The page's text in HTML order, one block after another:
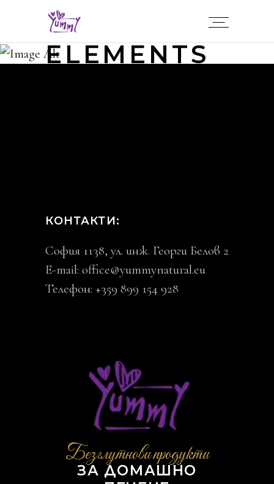
ELEMENTS
КОНТАКТИ:
София 1138, ул. инж. Георги Белов 2
E-mail: office@yummynatural.eu
Телефон: +359 899 154 928
Безглутнови продукти
ЗА ДОМАШНО